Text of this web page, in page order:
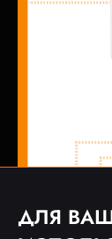
ДЛЯ